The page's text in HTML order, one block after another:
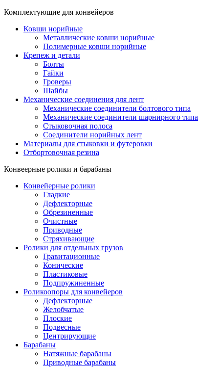
Комплектующие для конвейеров
Ковши норийные
Металлические ковши норийные
Полимерные ковши норийные
Крепеж и детали
Болты
Гайки
Гроверы
Шайбы
Механические соединения для лент
Механические соединители болтового типа
Механические соединители шарнирного типа
Стыковочная полоса
Соединители норийных лент
Материалы для стыковки и футеровки
Отбортовочная резина
Конвеерные ролики и барабаны
Конвейерные ролики
Гладкие
Дефлекторные
Обрезиненные
Очистные
Приводные
Стряхивающие
Ролики для отдельных грузов
Гравитационные
Конические
Пластиковые
Подпружиненные
Роликоопоры для конвейеров
Дефлекторные
Желобчатые
Плоские
Подвесные
Центрирующие
Барабаны
Натяжные барабаны
Приводные барабаны